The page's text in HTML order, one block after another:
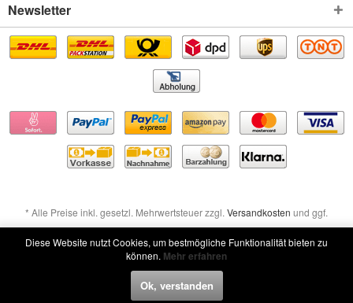
Newsletter
* Alle Preise inkl. gesetzl. Mehrwertsteuer zzgl. Versandkosten und ggf.
Nachnahmegebühren, wenn nicht anders beschrieben
Widerruf erklären
Diese Website nutzt Cookies, um bestmögliche Funktionalität bieten zu
können. Mehr erfahren
Ok, verstanden